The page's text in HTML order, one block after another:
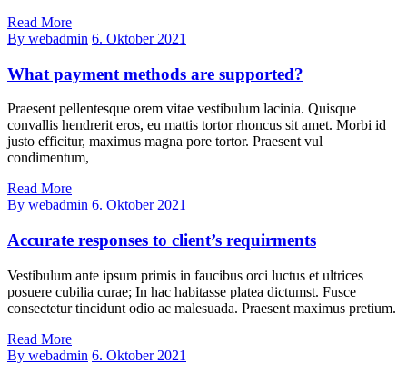
Read More
By webadmin 6. Oktober 2021
What payment methods are supported?
Praesent pellentesque orem vitae vestibulum lacinia. Quisque
convallis hendrerit eros, eu mattis tortor rhoncus sit amet. Morbi id
justo efficitur, maximus magna pore tortor. Praesent vul
condimentum,
Read More
By webadmin 6. Oktober 2021
Accurate responses to client’s requirments
Vestibulum ante ipsum primis in faucibus orci luctus et ultrices
posuere cubilia curae; In hac habitasse platea dictumst. Fusce
consectetur tincidunt odio ac malesuada. Praesent maximus pretium.
Read More
By webadmin 6. Oktober 2021